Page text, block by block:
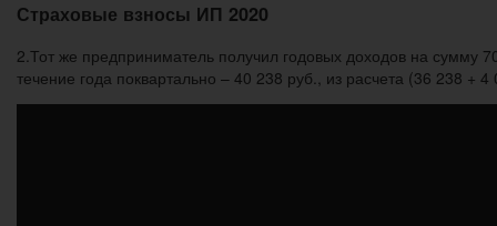
Страховые взносы ИП 2020
2.Тот же предприниматель получил годовых доходов на сумму
течение года поквартально – 40 238 руб., из расчета (36 238 +